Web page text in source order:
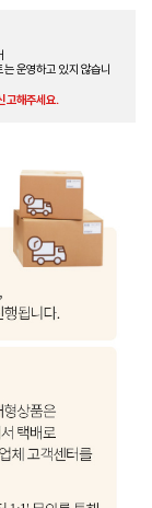
운영하고 있지 않습니
고해주세요.